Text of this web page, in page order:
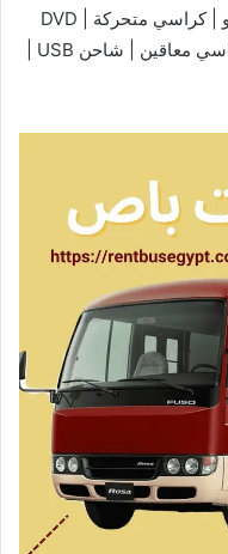
شاشات عرض | تواليت | كاسيت | فيديو | كراسي متحركة | DVD